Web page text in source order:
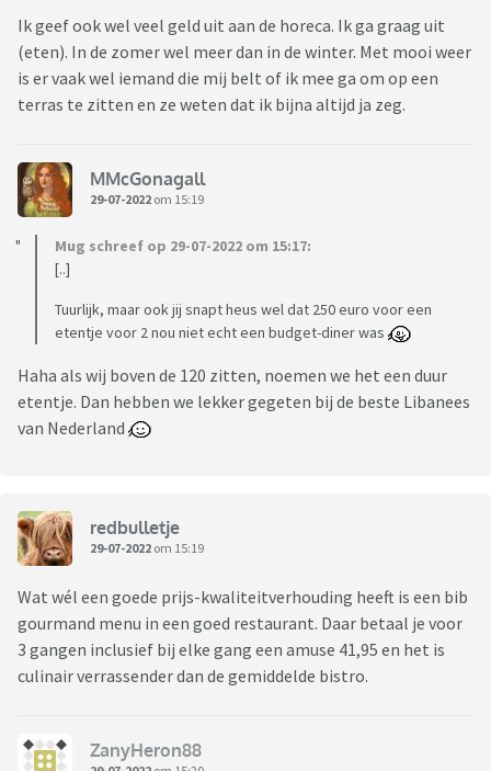
Ik geef ook wel veel geld uit aan de horeca. Ik ga graag uit
(eten). In de zomer wel meer dan in de winter. Met mooi weer
is er vaak wel iemand die mij belt of ik mee ga om op een
terras te zitten en ze weten dat ik bijna altijd ja zeg.
MMcGonagall
29-07-2022 om 15:19
Mug schreef op 29-07-2022 om 15:17:
[..]
Tuurlijk, maar ook jij snapt heus wel dat 250 euro voor een
etentje voor 2 nou niet echt een budget-diner was
Haha als wij boven de 120 zitten, noemen we het een duur
etentje. Dan hebben we lekker gegeten bij de beste Libanees
van Nederland
redbulletje
29-07-2022 om 15:19
Wat wél een goede prijs-kwaliteitverhouding heeft is een bib
gourmand menu in een goed restaurant. Daar betaal je voor
3 gangen inclusief bij elke gang een amuse 41,95 en het is
culinair verrassender dan de gemiddelde bistro.
ZanyHeron88